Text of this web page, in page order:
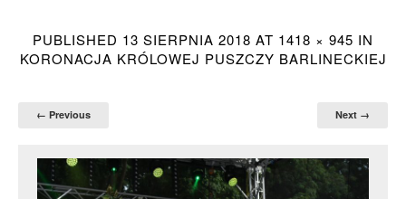
PUBLISHED 13 SIERPNIA 2018 AT 1418 × 945 IN
KORONACJA KRÓLOWEJ PUSZCZY BARLINECKIEJ
← Previous Next →